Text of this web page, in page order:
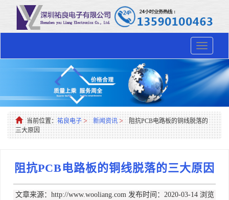
Toggle
navigation
当前位置：祐良电子 > 新闻资讯 > 阻抗PCB电路板的铜线脱落的
三大原因
阻抗PCB电路板的铜线脱落的三大原因
文章来源：http://www.wooliang.com 发布时间：2020-03-14 浏览